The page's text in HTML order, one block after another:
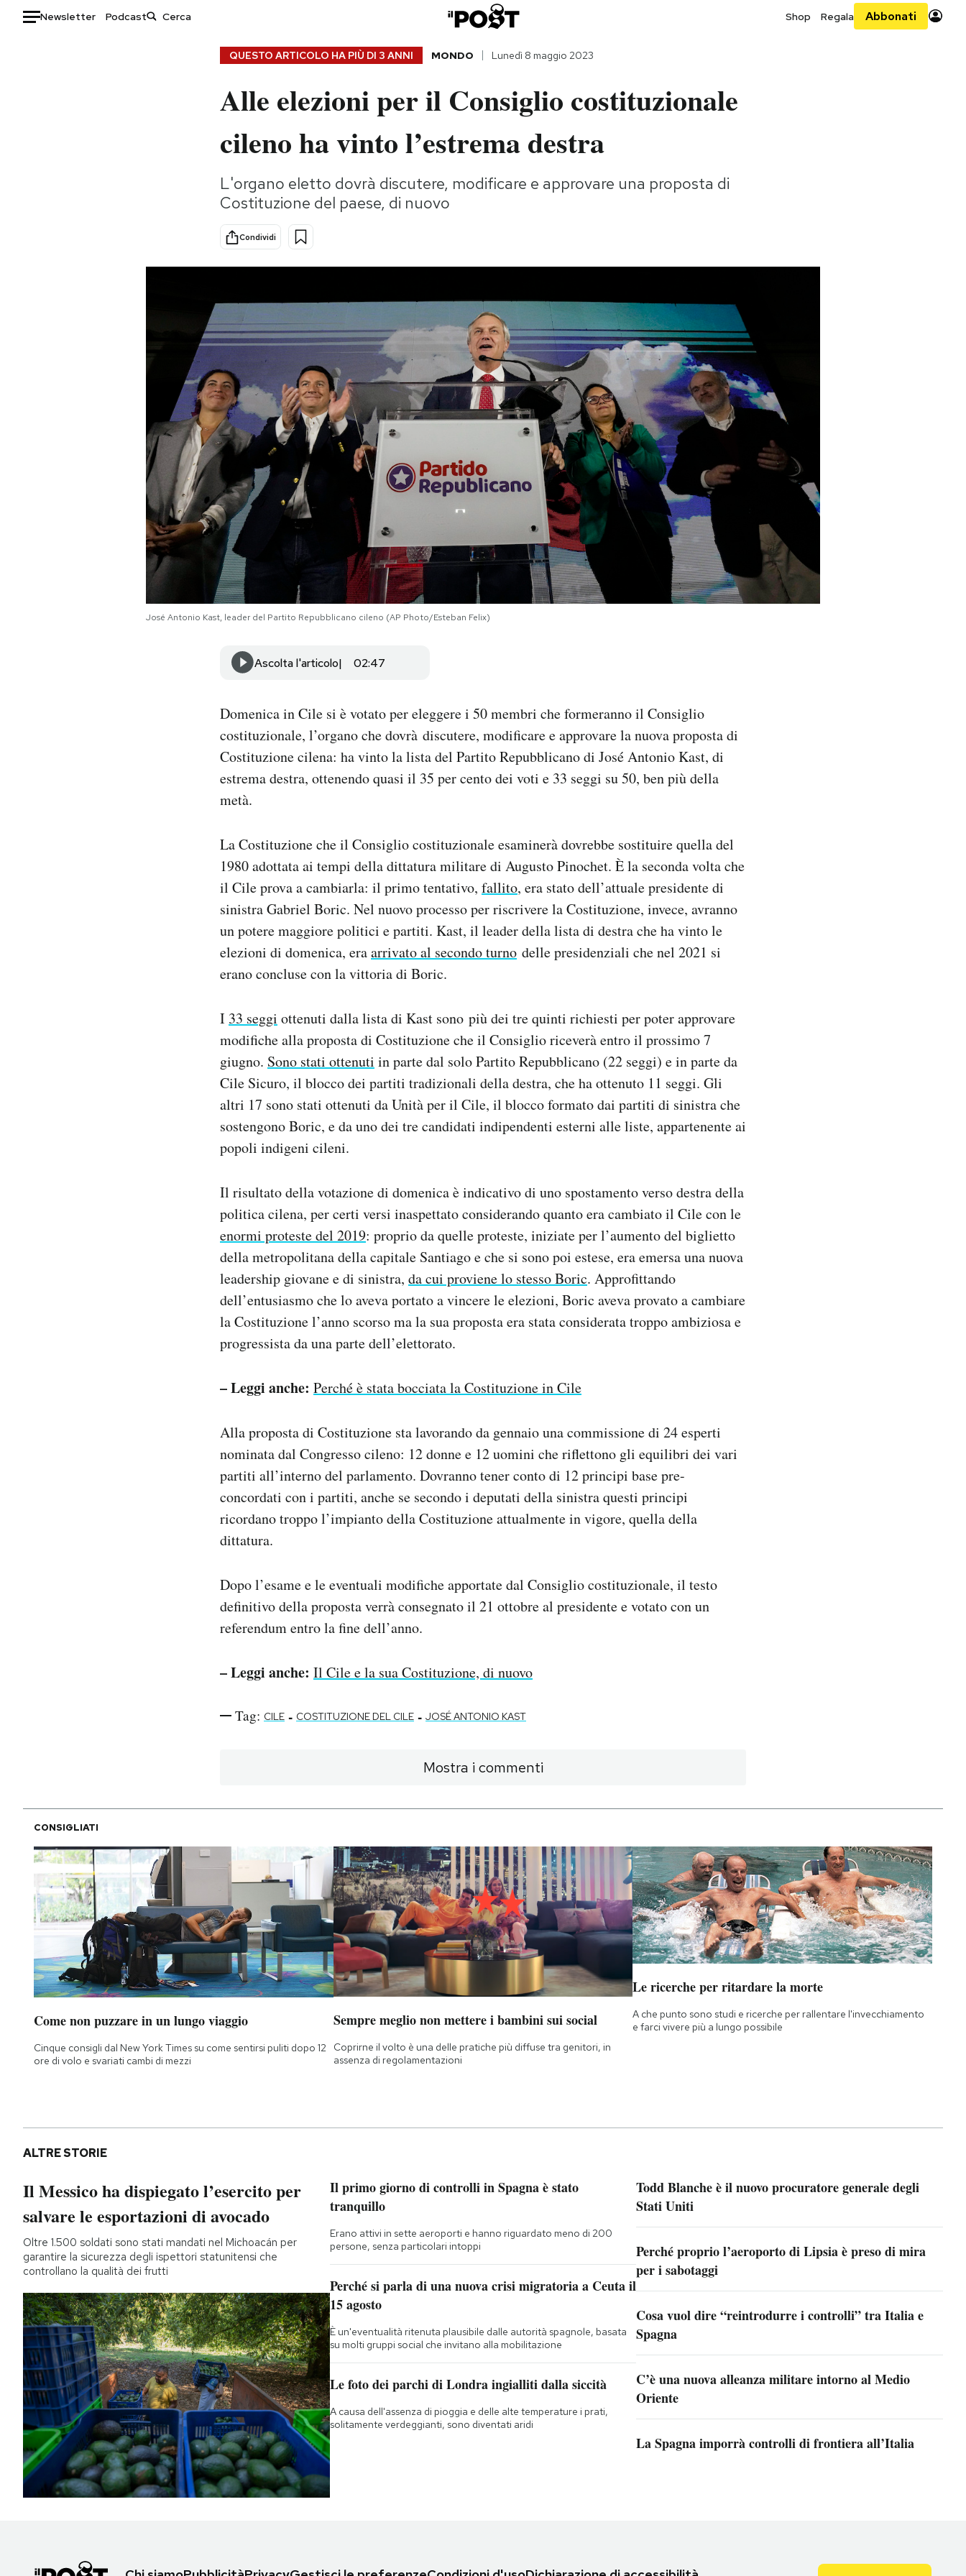
Newsletter Podcast Shop Regala Abbonati
Ok Boomer!
Altrecose
QUESTO ARTICOLO HA PIÙ DI 3 ANNI MONDO Lunedì 8 maggio 2023
Alle elezioni per il Consiglio costituzionale
cileno ha vinto l’estrema destra
L'organo eletto dovrà discutere, modificare e approvare una proposta di
Costituzione del paese, di nuovo
Condividi
José Antonio Kast, leader del Partito Repubblicano cileno (AP Photo/Esteban Felix)
Ascolta l'articolo 02:47
Domenica in Cile si è votato per eleggere i 50 membri che formeranno il Consiglio
costituzionale, l’organo che dovrà discutere, modificare e approvare la nuova proposta di
Costituzione cilena: ha vinto la lista del Partito Repubblicano di José Antonio Kast, di
estrema destra, ottenendo quasi il 35 per cento dei voti e 33 seggi su 50, ben più della
metà.
La Costituzione che il Consiglio costituzionale esaminerà dovrebbe sostituire quella del
1980 adottata ai tempi della dittatura militare di Augusto Pinochet. È la seconda volta che
il Cile prova a cambiarla: il primo tentativo, fallito, era stato dell’attuale presidente di
sinistra Gabriel Boric. Nel nuovo processo per riscrivere la Costituzione, invece, avranno
un potere maggiore politici e partiti. Kast, il leader della lista di destra che ha vinto le
elezioni di domenica, eraarrivato al secondo turno delle presidenziali che nel 2021 si
erano concluse con la vittoria di Boric.
I 33 seggi ottenuti dalla lista di Kast sono più dei tre quinti richiesti per poter approvare
modifiche alla proposta di Costituzione che il Consiglio riceverà entro il prossimo 7
giugno. Sono stati ottenuti in parte dal solo Partito Repubblicano (22 seggi) e in parte da
Cile Sicuro, il blocco dei partiti tradizionali della destra, che ha ottenuto 11 seggi. Gli
altri 17 sono stati ottenuti da Unità per il Cile, il blocco formato dai partiti di sinistra che
sostengono Boric, e da uno dei tre candidati indipendenti esterni alle liste, appartenente ai
popoli indigeni cileni.
Il risultato della votazione di domenica è indicativo di uno spostamento verso destra della
politica cilena, per certi versi inaspettato considerando quanto era cambiato il Cile con le
enormi proteste del 2019: proprio da quelle proteste, iniziate per l’aumento del biglietto
della metropolitana della capitale Santiago e che si sono poi estese, era emersa una nuova
leadership giovane e di sinistra, da cui proviene lo stesso Boric. Approfittando
dell’entusiasmo che lo aveva portato a vincere le elezioni, Boric aveva provato a cambiare
la Costituzione l’anno scorso ma la sua proposta era stata considerata troppo ambiziosa e
progressista da una parte dell’elettorato.
– Leggi anche: Perché è stata bocciata la Costituzione in Cile
Alla proposta di Costituzione sta lavorando da gennaio una commissione di 24 esperti
nominata dal Congresso cileno: 12 donne e 12 uomini che riflettono gli equilibri dei vari
partiti all’interno del parlamento. Dovranno tener conto di 12 principi base pre-
concordati con i partiti, anche se secondo i deputati della sinistra questi principi
ricordano troppo l’impianto della Costituzione attualmente in vigore, quella della
dittatura.
Dopo l’esame e le eventuali modifiche apportate dal Consiglio costituzionale, il testo
definitivo della proposta verrà consegnato il 21 ottobre al presidente e votato con un
referendum entro la fine dell’anno.
– Leggi anche: Il Cile e la sua Costituzione, di nuovo
Tag: CILE - COSTITUZIONE DEL CILE - JOSÉ ANTONIO KAST
Mostra i commenti
CONSIGLIATI
Come non puzzare in un lungo viaggio
Cinque consigli dal New York Times su come sentirsi puliti dopo 12
ore di volo e svariati cambi di mezzi
Sempre meglio non mettere i bambini sui social
Coprirne il volto è una delle pratiche più diffuse tra genitori, in
assenza di regolamentazioni
Le ricerche per ritardare la morte
A che punto sono studi e ricerche per rallentare l'invecchiamento
e farci vivere più a lungo possibile
ALTRE STORIE
Il Messico ha dispiegato l’esercito per
salvare le esportazioni di avocado
Oltre 1.500 soldati sono stati mandati nel Michoacán per
garantire la sicurezza degli ispettori statunitensi che
controllano la qualità dei frutti
Il primo giorno di controlli in Spagna è stato
tranquillo
Erano attivi in sette aeroporti e hanno riguardato meno di 200
persone, senza particolari intoppi
Perché si parla di una nuova crisi migratoria a Ceuta il
15 agosto
È un'eventualità ritenuta plausibile dalle autorità spagnole, basata
su molti gruppi social che invitano alla mobilitazione
Le foto dei parchi di Londra ingialliti dalla siccità
A causa dell'assenza di pioggia e delle alte temperature i prati,
solitamente verdeggianti, sono diventati aridi
Todd Blanche è il nuovo procuratore generale degli
Stati Uniti
Perché proprio l’aeroporto di Lipsia è preso di mira
per i sabotaggi
Cosa vuol dire “reintrodurre i controlli” tra Italia e
Spagna
C’è una nuova alleanza militare intorno al Medio
Oriente
La Spagna imporrà controlli di frontiera all’Italia